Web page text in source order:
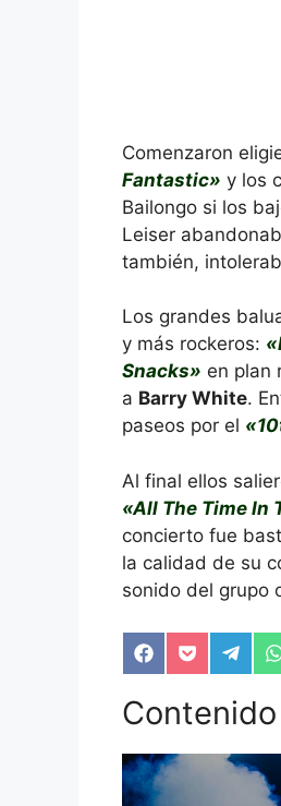
Comenzaron
Fantastic» y los
Bailongo si los
Leiser
también,
Los grandes
y más rockeros:
Snacks» en plan
a Barry White.
paseos por el
Al final ellos
«All The Time In
concierto fue
la calidad de su
sonido del grupo
Compartir
en
Facebook
Compartir
en
Pocket
en